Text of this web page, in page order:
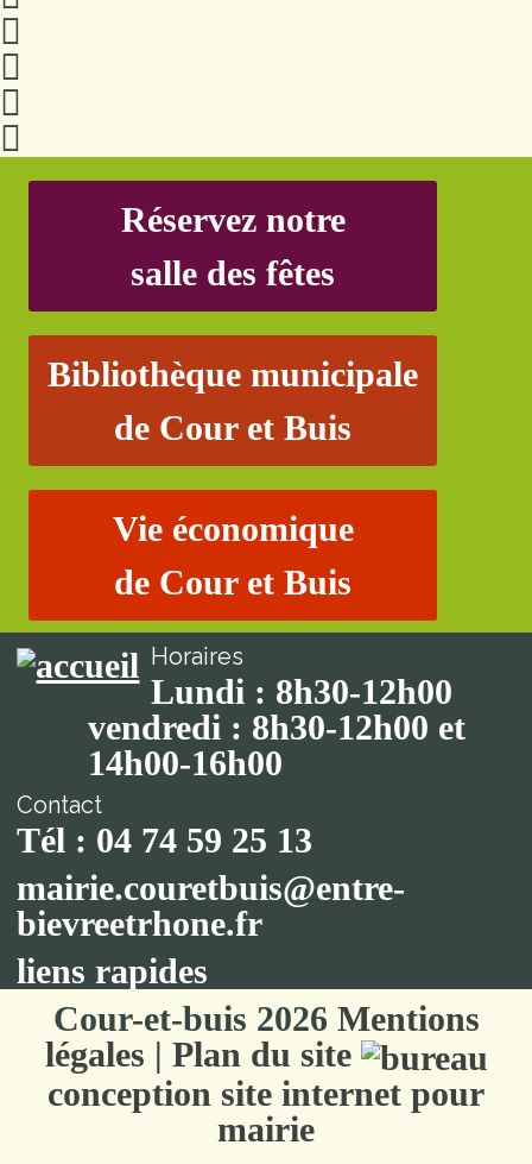
Réservez notre
salle des fêtes
Bibliothèque municipale
de Cour et Buis
Vie économique
de Cour et Buis
Horaires
Lundi : 8h30-12h00
vendredi : 8h30-12h00 et
14h00-16h00
Contact
Tél : 04 74 59 25 13
mairie.couretbuis@entre-
bievreetrhone.fr
liens rapides
Cour-et-buis 2026 Mentions
légales | Plan du site
conception site internet pour
mairie